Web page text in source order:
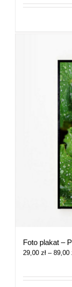
Foto plakat –
29,00 zł – 89,00